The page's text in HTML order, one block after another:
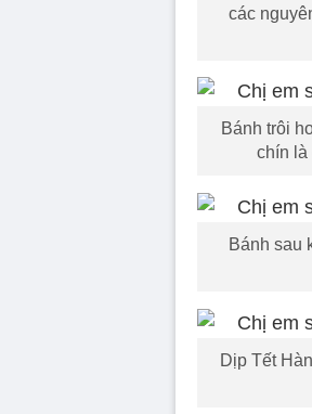
các
Bánh trôi
chín là
Bánh sau
Dịp Tết